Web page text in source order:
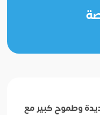
وطموح كبير مع